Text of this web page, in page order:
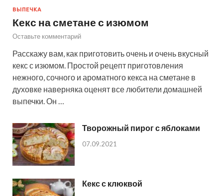
ВЫПЕЧКА
Кекс на сметане с изюмом
Оставьте комментарий
Расскажу вам, как приготовить очень и очень вкусный
кекс с изюмом. Простой рецепт приготовления
нежного, сочного и ароматного кекса на сметане в
духовке наверняка оценят все любители домашней
выпечки. Он …
Творожный пирог с яблоками
07.09.2021
Кекс с клюквой